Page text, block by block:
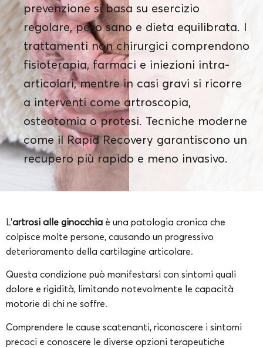
prevenzione si basa su esercizio
regolare, peso sano e dieta equilibrata. I
trattamenti non chirurgici comprendono
fisioterapia, farmaci e iniezioni intra-
articolari, mentre in casi gravi si ricorre
a interventi come artroscopia,
osteotomia o protesi. Tecniche moderne
come il Rapid Recovery garantiscono un
recupero più rapido e meno invasivo.
L’artrosi alle ginocchia è una patologia cronica che
colpisce molte persone, causando un progressivo
deterioramento della cartilagine articolare.
Questa condizione può manifestarsi con sintomi quali
dolore e rigidità, limitando notevolmente le capacità
motorie di chi ne soffre.
Comprendere le cause scatenanti, riconoscere i sintomi
precoci e conoscere le diverse opzioni terapeutiche